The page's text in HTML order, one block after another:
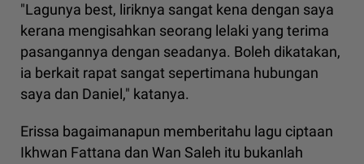
"Lagunya best, liriknya sangat kena dengan saya
kerana mengisahkan seorang lelaki yang terima
pasangannya dengan seadanya. Boleh dikatakan,
ia berkait rapat sangat sepertimana hubungan
saya dan Daniel," katanya.
Erissa bagaimanapun memberitahu lagu ciptaan
Ikhwan Fattana dan Wan Saleh itu bukanlah